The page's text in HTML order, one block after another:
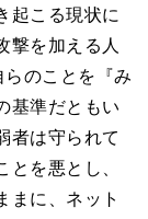
起こる現状に
撃を加える人
のことを『み
基準だともい
者は守られて
を悪とし、
まに、ネット